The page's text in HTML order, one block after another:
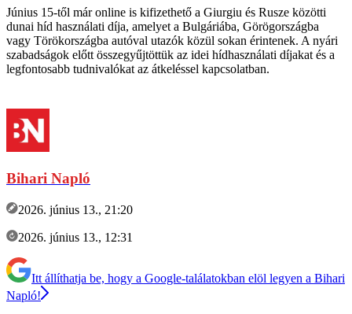
Június 15-től már online is kifizethető a Giurgiu és Rusze közötti
dunai híd használati díja, amelyet a Bulgáriába, Görögországba
vagy Törökországba autóval utazók közül sokan érintenek. A nyári
szabadságok előtt összegyűjtöttük az idei hídhasználati díjakat és a
legfontosabb tudnivalókat az átkeléssel kapcsolatban.
Bihari Napló
2026. június 13., 21:20
2026. június 13., 12:31
Itt állíthatja be, hogy a Google-találatokban elöl legyen a Bihari
Napló!